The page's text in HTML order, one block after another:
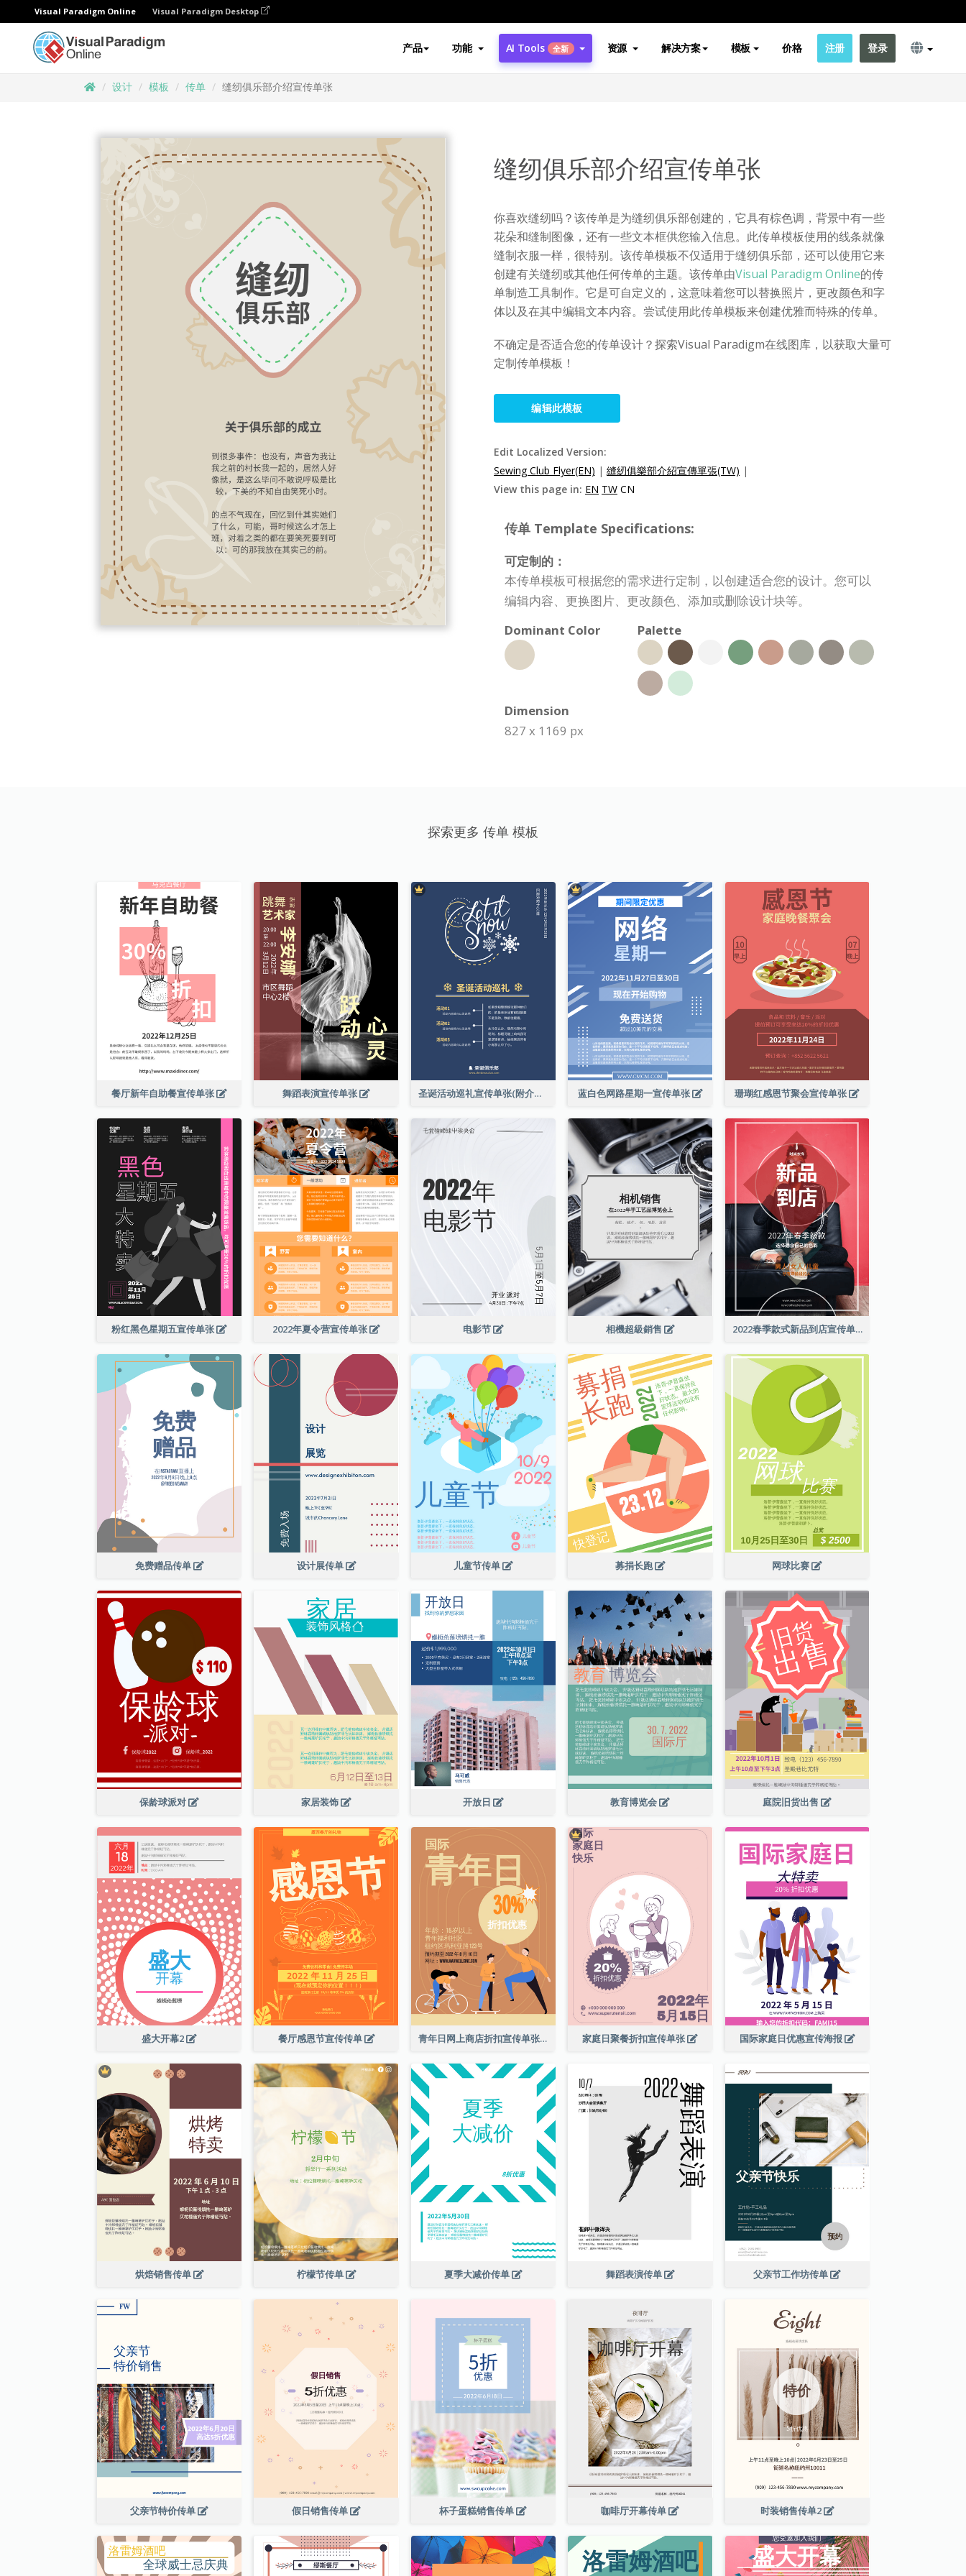
Visual Paradigm Online Visual Paradigm Desktop
产品 功能 AI Tools 全新 资源 解决方案 模板 价格 注册 登录
设计 模板 传单 缝纫俱乐部介绍宣传单张
缝纫俱乐部介绍宣传单张
你喜欢缝纫吗？该传单是为缝纫俱乐部创建的，它具有棕色调，背景中有一些
花朵和缝制图像，还有一些文本框供您输入信息。此传单模板使用的线条就像
缝制衣服一样，很特别。该传单模板不仅适用于缝纫俱乐部，还可以使用它来
创建有关缝纫或其他任何传单的主题。该传单由Visual Paradigm Online的传
单制造工具制作。它是可自定义的，这意味着您可以替换照片，更改颜色和字
体以及在其中编辑文本内容。尝试使用此传单模板来创建优雅而特殊的传单。
不确定是否适合您的传单设计？探索Visual Paradigm在线图库，以获取大量可
定制传单模板！
编辑此模板
Edit Localized Version:
Sewing Club Flyer(EN) | 縫紉俱樂部介紹宣傳單張(TW) |
View this page in: EN TW CN
传单 Template Specifications:
可定制的：
本传单模板可根据您的需求进行定制，以创建适合您的设计。您可以
编辑内容、更换图片、更改颜色、添加或删除设计块等。
Dominant Color
Palette
Dimension
827 x 1169 px
探索更多 传单 模板
餐厅新年自助餐宣传单张 舞蹈表演宣传单张 圣诞活动巡礼宣传单张(附介绍) 蓝白色网路星期一宣传单张 珊瑚红感恩节聚会宣传单张
粉红黑色星期五宣传单张 2022年夏令营宣传单张 电影节 相機超級銷售 2022春季款式新品到店宣传单张
免费赠品传单 设计展传单 儿童节传单 募捐长跑 网球比赛
保龄球派对 家居装饰 开放日 教育博览会 庭院旧货出售
盛大开幕2 餐厅感恩节宣传传单 青年日网上商店折扣宣传单张 家庭日聚餐折扣宣传单张 国际家庭日优惠宣传海报
烘焙销售传单 柠檬节传单 夏季大减价传单 舞蹈表演传单 父亲节工作坊传单
父亲节特价传单 假日销售传单 杯子蛋糕销售传单 咖啡厅开幕传单 时装销售传单2